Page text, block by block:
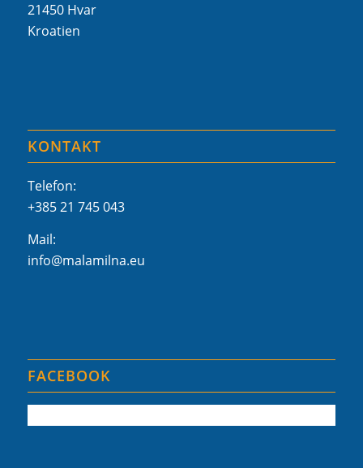
21450 Hvar
Kroatien
KONTAKT
Telefon:
+385 21 745 043
Mail:
info@malamilna.eu
FACEBOOK